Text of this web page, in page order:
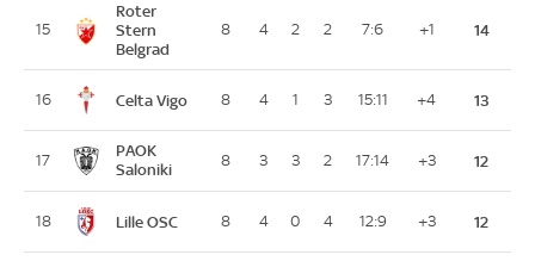
15
Roter
Stern
Belgrad
8 4 2 2 7:6 +1 14
16 Celta Vigo 8 4 1 3 15:11 +4 13
17
PAOK
Saloniki
8 3 3 2 17:14 +3 12
18 Lille OSC 8 4 0 4 12:9 +3 12